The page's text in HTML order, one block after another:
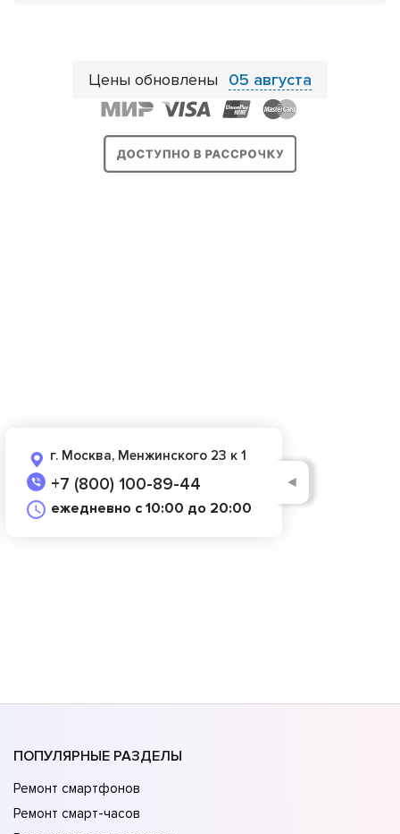
Цены обновлены 05 августа
г. Москва, Менжинского 23 к 1
+7 (800) 100-89-44
ежедневно с 10:00 до 20:00
◄
ПОПУЛЯРНЫЕ РАЗДЕЛЫ
Ремонт смартфонов
Ремонт смарт-часов